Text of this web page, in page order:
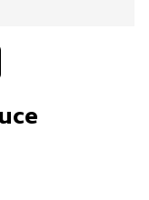
soudem